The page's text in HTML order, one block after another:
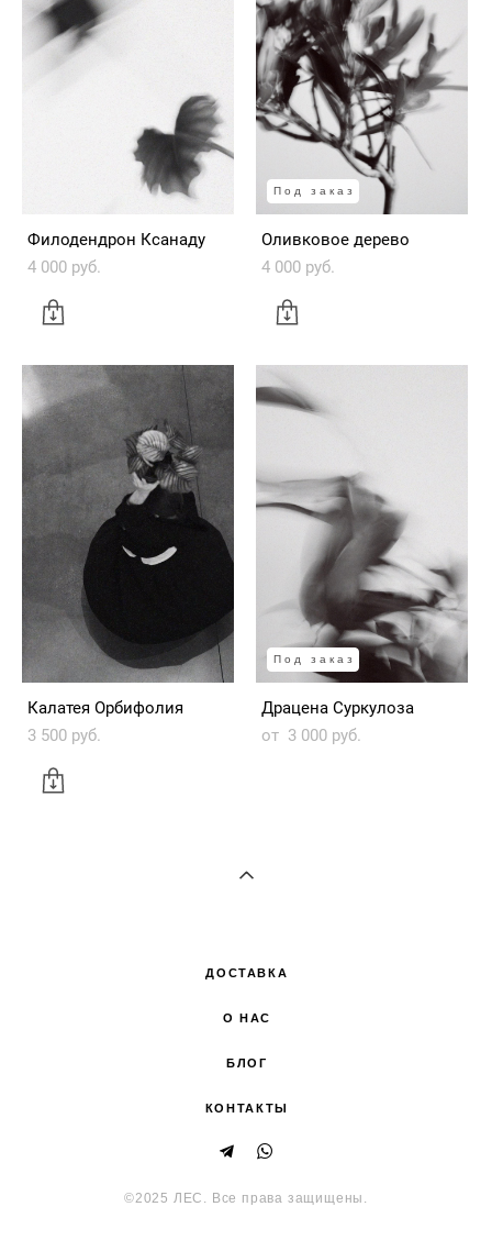
Филодендрон Ксанаду
4 000 pуб.
Под заказ
Оливковое дерево
4 000 pуб.
Калатея Орбифолия
3 500 pуб.
Под заказ
Драцена Суркулоза
от 3 000 pуб.
ДОСТАВКА
О НАС
БЛОГ
КОНТАКТЫ
©2025 ЛЕС. Все права защищены.